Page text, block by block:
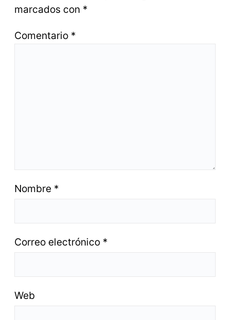
marcados con *
Comentario *
Nombre *
Correo electrónico *
Web